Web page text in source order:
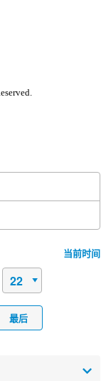
当前时间
最后